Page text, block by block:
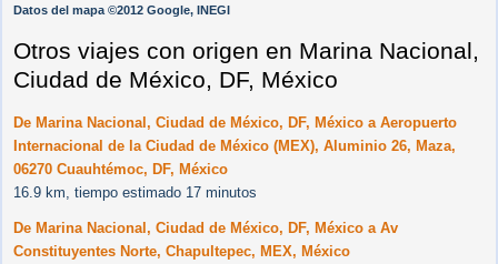
Datos del mapa ©2012 Google, INEGI
Otros viajes con origen en Marina Nacional,
Ciudad de México, DF, México
De Marina Nacional, Ciudad de México, DF, México a Aeropuerto
Internacional de la Ciudad de México (MEX), Aluminio 26, Maza,
06270 Cuauhtémoc, DF, México
16.9 km, tiempo estimado 17 minutos
De Marina Nacional, Ciudad de México, DF, México a Av
Constituyentes Norte, Chapultepec, MEX, México